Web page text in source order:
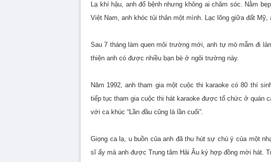
Lạ khí hậu, anh đổ bệnh nhưng không ai chăm sóc. Nằm
Việt Nam, anh khóc tủi thân một mình. Lạc lõng giữa đất
Sau 7 tháng làm quen môi trường mới, anh tự mò mẫm đi
thiện anh có được nhiều bạn bè ở ngôi trường này.
Năm 1992, anh tham gia một cuộc thi karaoke có 80 thí
tiếp tục tham gia cuộc thi hát karaoke được tổ chức ở quán
với ca khúc “Lần đầu cũng là lần cuối”.
Giọng ca lạ, u buồn của anh đã thu hút sự chú ý của một
sĩ ấy mà anh được Trung tâm Hải Âu ký hợp đồng mời hát.